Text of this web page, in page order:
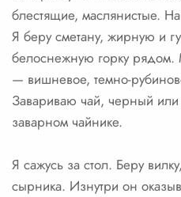
блестящие, маслянистые.
Я беру сметану, жирную и
белоснежную горку
— вишневое, темно-
Завариваю чай, черный
заварном чайнике.
Я сажусь за стол. Беру
сырника. Изнутри он